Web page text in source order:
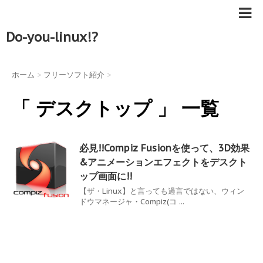
Do-you-linux!?
ホーム > フリーソフト紹介 >
「 デスクトップ 」 一覧
必見!!Compiz Fusionを使って、3D効果
&アニメーションエフェクトをデスクト
ップ画面に!!
【ザ・Linux】と言っても過言ではない、ウィン
ドウマネージャ・Compiz(コ ...